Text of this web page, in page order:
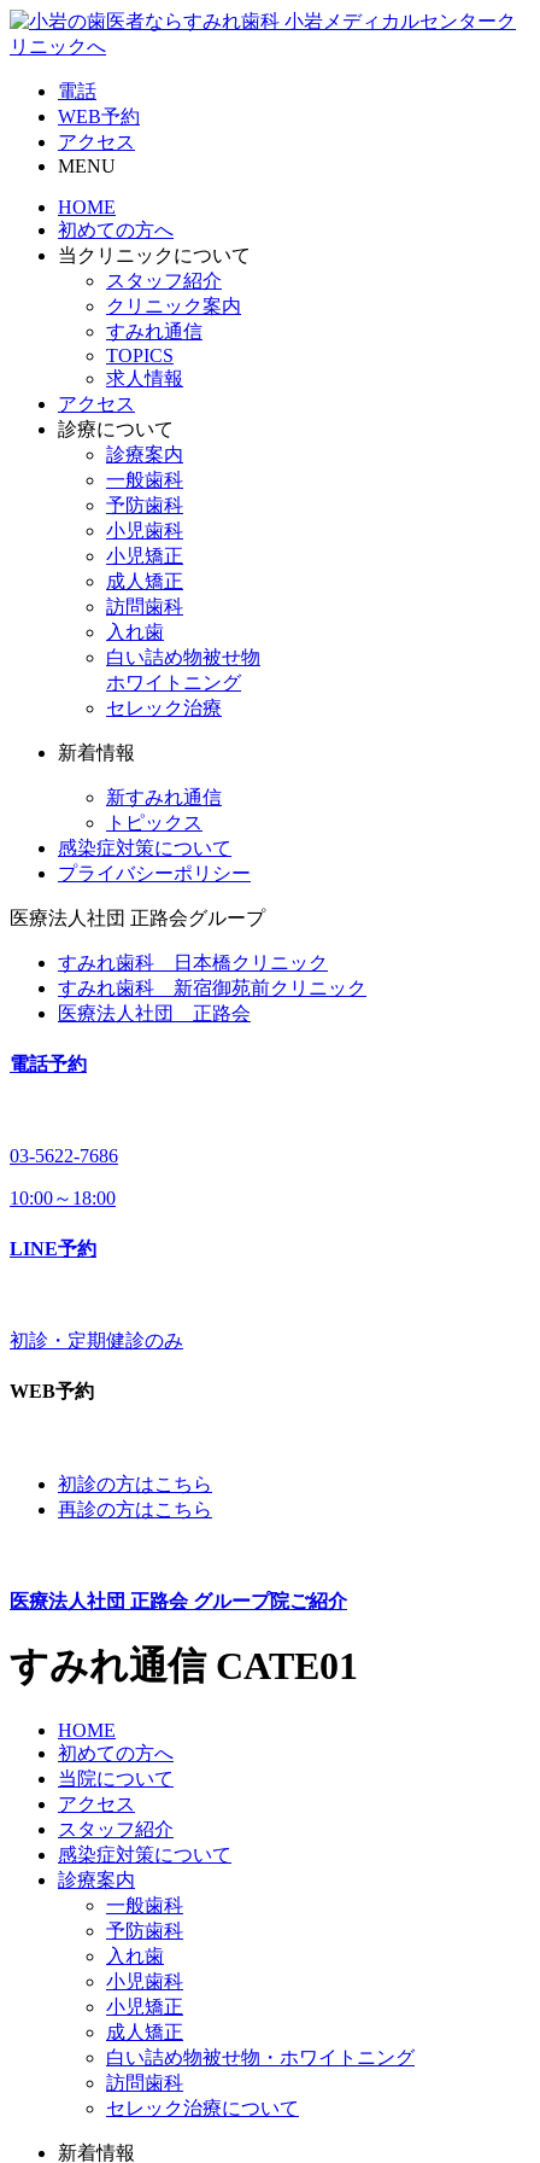
電話
WEB予約
アクセス
MENU
HOME
初めての方へ
当クリニックについて
スタッフ紹介
クリニック案内
すみれ通信
TOPICS
求人情報
アクセス
診療について
診療案内
一般歯科
予防歯科
小児歯科
小児矯正
成人矯正
訪問歯科
入れ歯
白い詰め物被せ物
ホワイトニング
セレック治療
新着情報
新すみれ通信
トピックス
感染症対策について
プライバシーポリシー
医療法人社団 正路会グループ
すみれ歯科 日本橋クリニック
すみれ歯科 新宿御苑前クリニック
医療法人社団 正路会
電話予約
03-5622-7686
10:00～18:00
LINE予約
初診・定期健診のみ
WEB予約
初診の方はこちら
再診の方はこちら
医療法人社団 正路会 グループ院ご紹介
すみれ通信 CATE01
HOME
初めての方へ
当院について
アクセス
スタッフ紹介
感染症対策について
診療案内
一般歯科
予防歯科
入れ歯
小児歯科
小児矯正
成人矯正
白い詰め物被せ物・ホワイトニング
訪問歯科
セレック治療について
新着情報